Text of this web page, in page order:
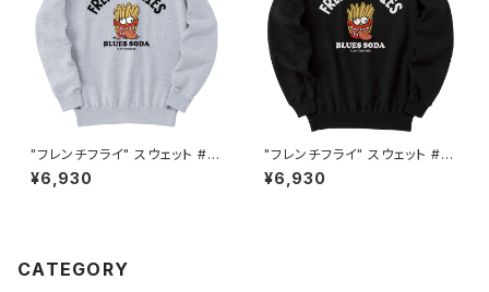
"フレンチフライ" スウェット #B
S335018ASH
¥6,930
"フレンチフライ" スウェット #B
S335018BLK
¥6,930
CATEGORY